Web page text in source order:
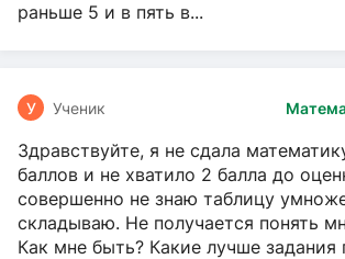
раньше 5 и в пять в...
У Ученик
Здравствуйте, я не сдала
баллов и не хватило 2 балла до
совершенно не знаю таблицу
складываю. Не получается понять
Как мне быть? Какие лучше задания